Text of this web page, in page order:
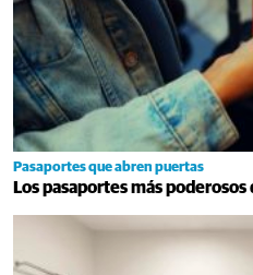
Pasaportes que abren puertas
Los pasaportes más